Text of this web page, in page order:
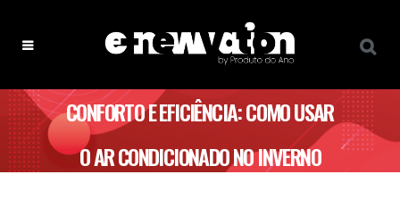
CONFORTO E EFICIÊNCIA: COMO USAR
O AR CONDICIONADO NO INVERNO